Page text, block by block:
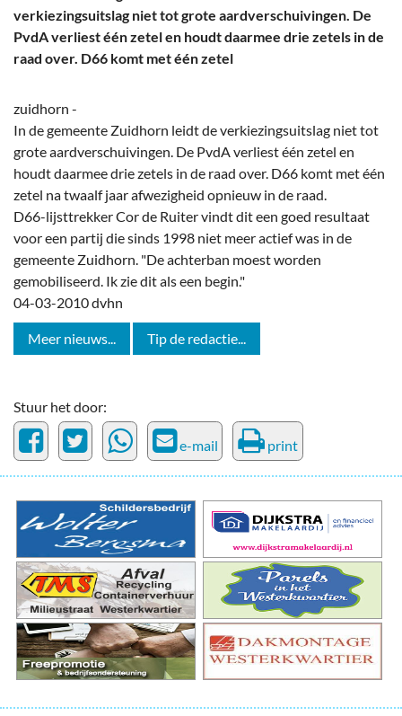
Prikbord & Aanbiedingen
Plaats bericht
verkiezingsuitslag niet tot grote aardverschuivingen. De
PvdA verliest één zetel en houdt daarmee drie zetels in de
raad over. D66 komt met één zetel
zuidhorn -
In de gemeente Zuidhorn leidt de verkiezingsuitslag niet tot
grote aardverschuivingen. De PvdA verliest één zetel en
houdt daarmee drie zetels in de raad over. D66 komt met één
zetel na twaalf jaar afwezigheid opnieuw in de raad.
D66-lijsttrekker Cor de Ruiter vindt dit een goed resultaat
voor een partij die sinds 1998 niet meer actief was in de
gemeente Zuidhorn. "De achterban moest worden
gemobiliseerd. Ik zie dit als een begin."
04-03-2010 dvhn
Meer nieuws... Tip de redactie...
Stuur het door:
e-mail print